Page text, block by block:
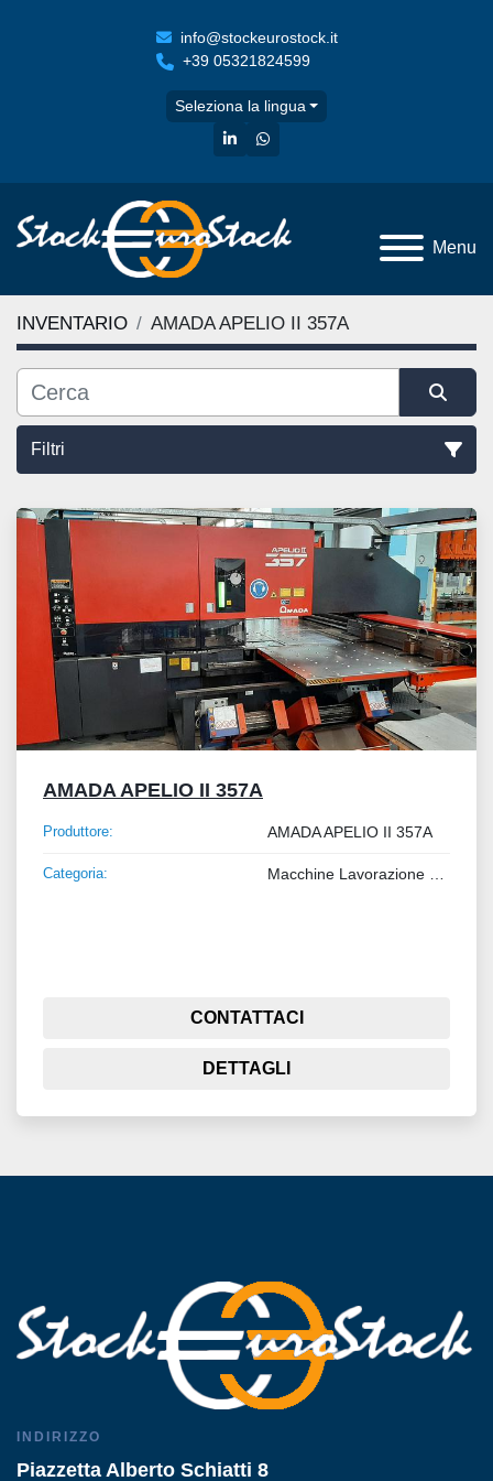
info@stockeurostock.it
+39 05321824599
Seleziona la lingua
linkedinwhatsapp
Menu
INVENTARIO AMADA APELIO II 357A
Filtri
Tutte le categorie
Ordina per
AMADA APELIO II 357A
Produttore: AMADA APELIO II 357A
Categoria:
CONTATTACI
DETTAGLI
INDIRIZZO
Piazzetta Alberto Schiatti 8